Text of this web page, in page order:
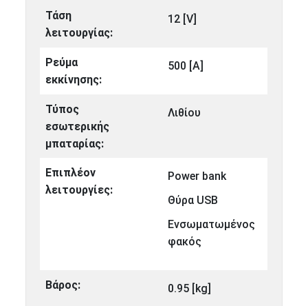
Τάση
λειτουργίας:
12 [V]
Ρεύμα
εκκίνησης:
500 [A]
Τύπος
εσωτερικής
μπαταρίας:
Λιθίου
Επιπλέον
λειτουργίες:
Power bank
Θύρα USB
Ενσωματωμένος
φακός
Βάρος: 0.95 [kg]